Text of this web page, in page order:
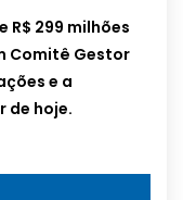
R$ 299 milhões
Comitê Gestor
e a
de hoje.